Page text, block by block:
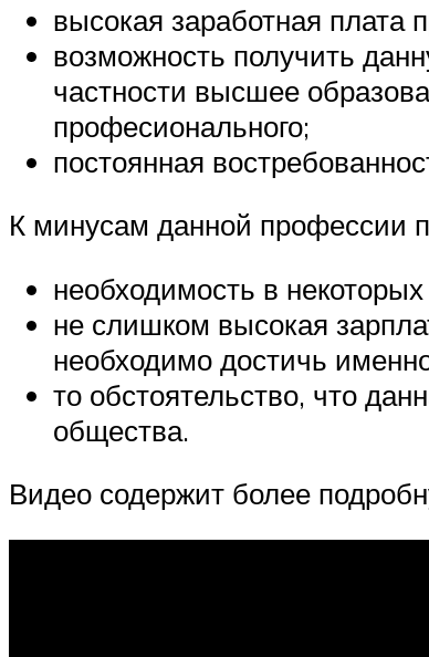
высокая заработная плата
возможность получить
частности высшее
професионального;
постоянная
К минусам данной профессии
необходимость в
не слишком высокая
необходимо достичь
то обстоятельство, что
общества.
Видео содержит более